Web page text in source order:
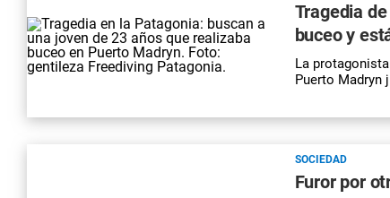
Tragedia
buceo y
La
Puerto Madryn
SOCIEDAD
Furor por